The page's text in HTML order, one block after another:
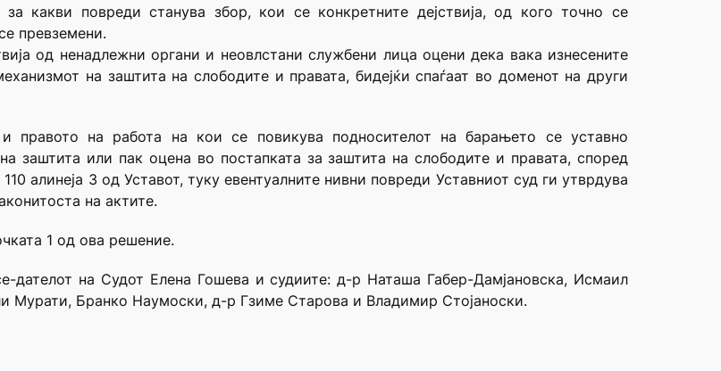
какви повреди станува збор, кои се конкретните дејствија, од кого точно се
превземени.
од ненадлежни органи и неовлстани службени лица оцени дека вака изнесените
на заштита на слободите и правата, бидејќи спаѓаат во доменот на други
правото на работа на кои се повикува подносителот на барањето се уставно
заштита или пак оцена во постапката за заштита на слободите и правата, според
алинеја 3 од Уставот, туку евентуалните нивни повреди Уставниот суд ги утврдува
на актите.
1 од ова решение.
дателот на Судот Елена Гошева и судиите: д-р Наташа Габер-Дамјановска, Исмаил
Мурати, Бранко Наумоски, д-р Гзиме Старова и Владимир Стојаноски.